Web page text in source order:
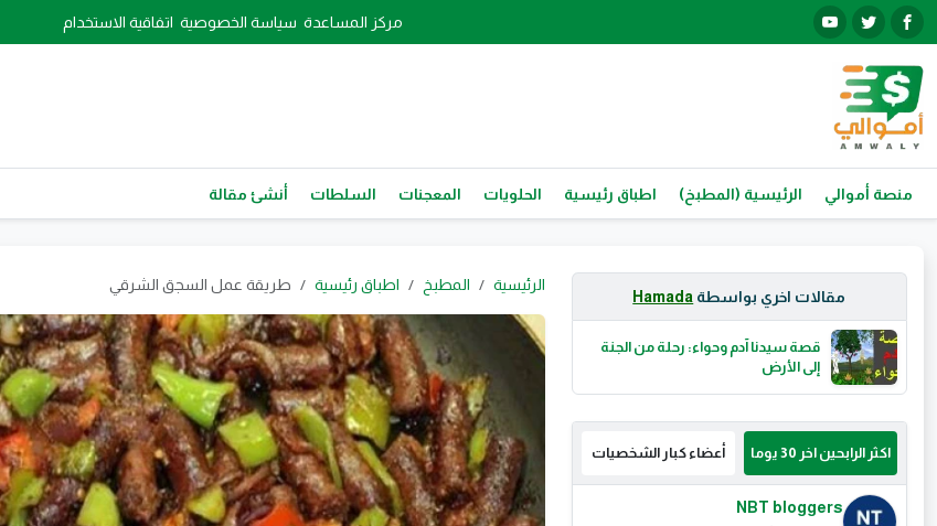
مركز المساعدة سياسة الخصوصية اتفاقية الاستخدام
منصة أموالي الرئيسية (المطبخ) اطباق رئيسية الحلويات المعجنات السلطات أنشئ مقالة
مقالات اخري بواسطة Hamada
قصة سيدنا آدم وحواء: رحلة من الجنة
إلى الأرض
اكثر الرابحين اخر 30 يوما أعضاء كبار الشخصيات
NBT bloggers
الرئيسية المطبخ اطباق رئيسية طريقة عمل السجق الشرقي